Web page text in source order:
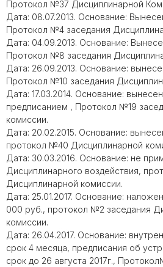
Протокол №37 Дисциплинарной
Дата: 08.07.2013. Основание:
Протокол №4 заседания
Дата: 04.09.2013. Основание:
Протокол №8 заседания
Дата: 26.09.2013. Основание:
Протокол №10 заседания
Дата: 17.03.2014. Основание:
предписанием , Протокол №19
комиссии.
Дата: 20.02.2015. Основание:
протокол №40 Дисциплинарной
Дата: 30.03.2016. Основание: не
Дисциплинарного воздействия,
Дисциплинарной комиссии.
Дата: 25.01.2017. Основание:
000 руб., протокол №2 заседания
комиссии.
Дата: 26.04.2017. Основание:
срок 4 месяца, предписания об
срок до 26 августа 2017г.,